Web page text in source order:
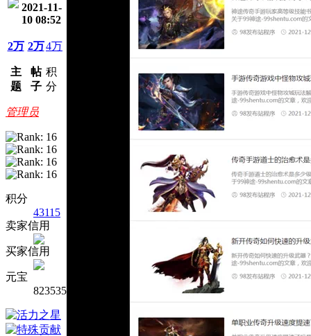
2021-11-
10 08:52
2万
主
题
2万
帖
子
4万
积
分
管理员
积分
43115
卖家信用
买家信用
元宝
823535